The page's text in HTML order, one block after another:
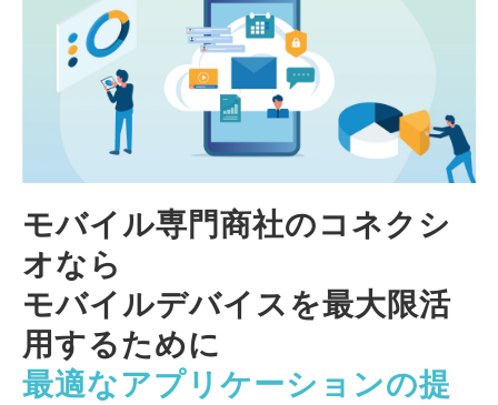
モバイル専門商社のコネクシ
オなら
モバイルデバイスを最大限活
用するために
最適なアプリケーションの提